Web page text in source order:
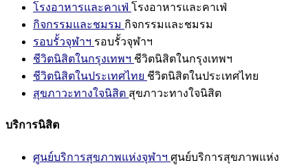
โรงอาหารและคาเฟ่ โรงอาหารและคาเฟ่
กิจกรรมและชมรม กิจกรรมและชมรม
รอบรั้วจุฬาฯ รอบรั้วจุฬาฯ
ชีวิตนิสิตในกรุงเทพฯ ชีวิตนิสิตในกรุงเทพฯ
ชีวิตนิสิตในประเทศไทย ชีวิตนิสิตในประเทศไทย
สุขภาวะทางใจนิสิต สุขภาวะทางใจนิสิต
บริการนิสิต
ศูนย์บริการสุขภาพแห่งจุฬาฯ ศูนย์บริการสุขภาพแห่ง